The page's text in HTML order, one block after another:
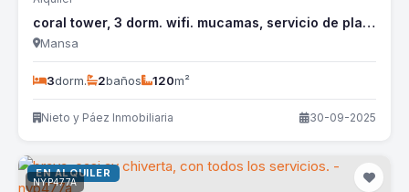
coral tower, 3 dorm. wifi. mucamas, servicio de playa. - nyp361a
Mansa
3dorm. 2baños 120m²
Nieto y Páez Inmobiliaria 30-09-2025
EN ALQUILER
NYP477A